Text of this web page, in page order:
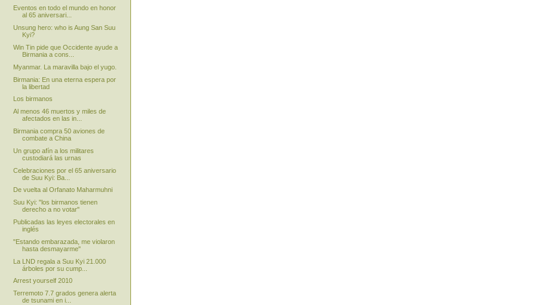
Eventos en todo el mundo en honor
al 65 aniversari...
Unsung hero: who is Aung San Suu
Kyi?
Win Tin pide que Occidente ayude a
Birmania a cons...
Myanmar. La maravilla bajo el yugo.
Birmania: En una eterna espera por
la libertad
Los birmanos
Al menos 46 muertos y miles de
afectados en las in...
Birmania compra 50 aviones de
combate a China
Un grupo afín a los militares
custodiará las urnas
Celebraciones por el 65 aniversario
de Suu Kyi: Ba...
De vuelta al Orfanato Maharmuhni
Suu Kyi: "los birmanos tienen
derecho a no votar"
Publicadas las leyes electorales en
inglés
"Estando embarazada, me violaron
hasta desmayarme"
La LND regala a Suu Kyi 21.000
árboles por su cump...
Arrest yourself 2010
Terremoto 7.7 grados genera alerta
de tsunami en i...